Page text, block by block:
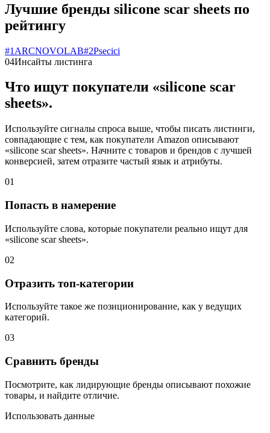
Лучшие бренды silicone scar sheets по
рейтингу
#1 ARCNOVOLAB#2Psecici
04Инсайты листинга
Что ищут покупатели «silicone scar
sheets».
Используйте сигналы спроса выше, чтобы писать листинги,
совпадающие с тем, как покупатели Amazon описывают
«silicone scar sheets». Начните с товаров и брендов с лучшей
конверсией, затем отразите частый язык и атрибуты.
01
Попасть в намерение
Используйте слова, которые покупатели реально ищут для
«silicone scar sheets».
02
Отразить топ-категории
Используйте такое же позиционирование, как у ведущих
категорий.
03
Сравнить бренды
Посмотрите, как лидирующие бренды описывают похожие
товары, и найдите отличие.
Использовать данные